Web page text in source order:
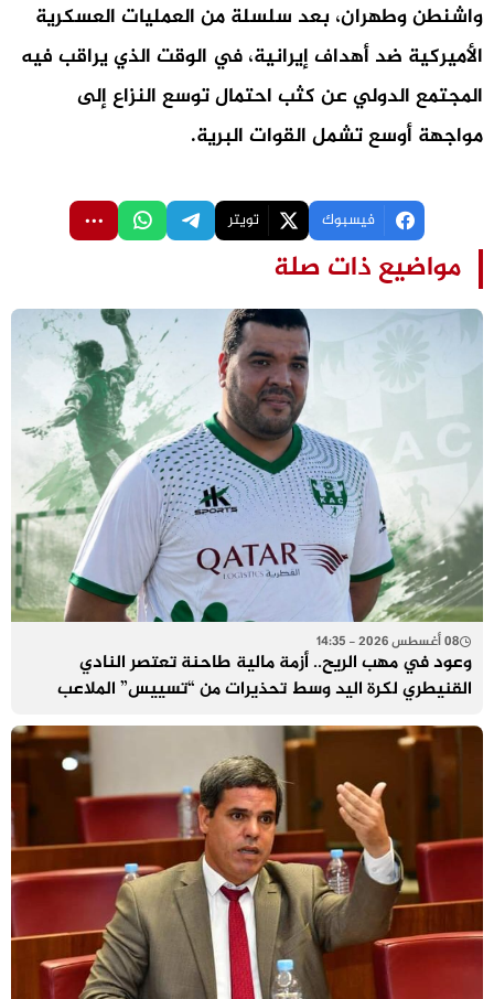
واشنطن وطهران، بعد سلسلة من العمليات العسكرية
الأميركية ضد أهداف إيرانية، في الوقت الذي يراقب فيه
المجتمع الدولي عن كثب احتمال توسع النزاع إلى
مواجهة أوسع تشمل القوات البرية.
فيسبوك تويتر
مواضيع ذات صلة
08 أغسطس 2026 - 14:35
وعود في مهب الريح.. أزمة مالية طاحنة تعتصر النادي
القنيطري لكرة اليد وسط تحذيرات من “تسييس” الملاعب